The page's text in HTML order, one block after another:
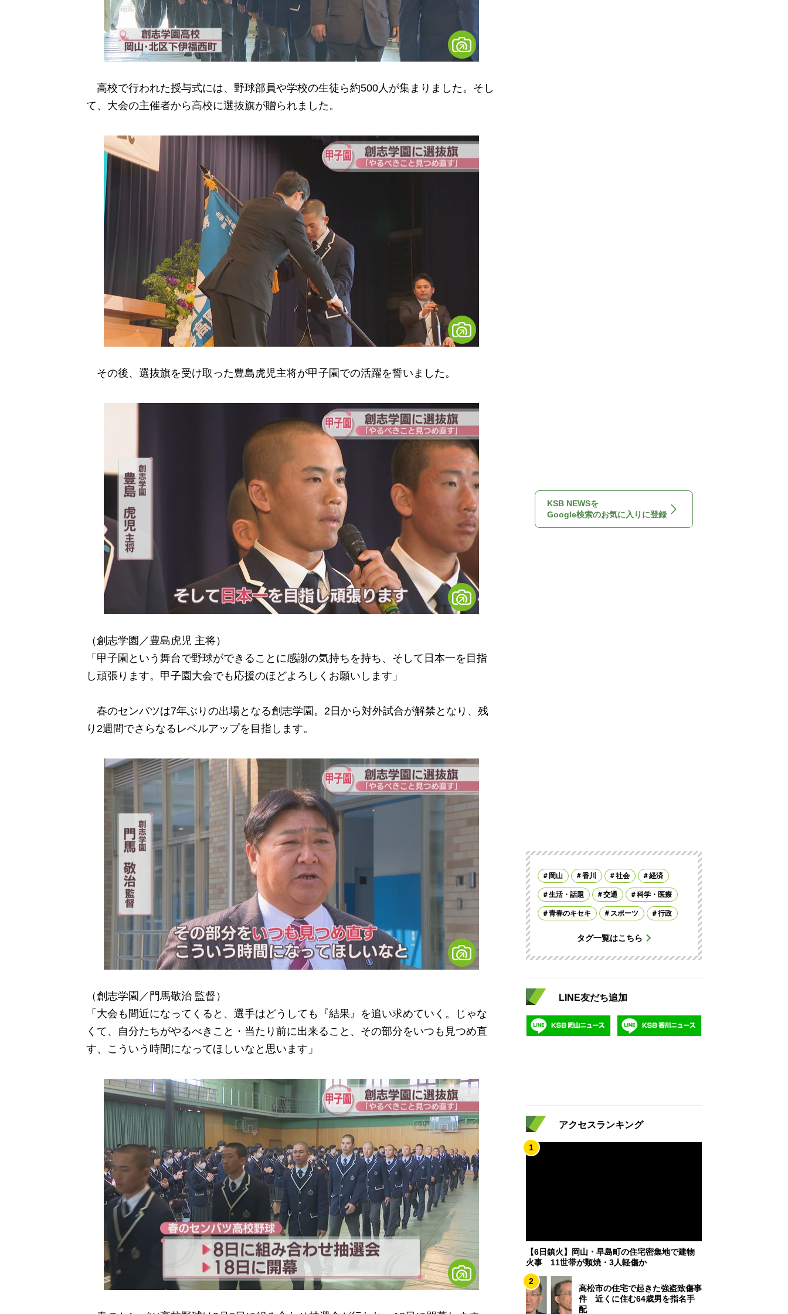
高校で行われた授与式には、野球部員や学校の生徒ら約500人が集まりました。そし
て、大会の主催者から高校に選抜旗が贈られました。
その後、選抜旗を受け取った豊島虎児主将が甲子園での活躍を誓いました。
（創志学園／豊島虎児 主将）
「甲子園という舞台で野球ができることに感謝の気持ちを持ち、そして日本一を目指
し頑張ります。甲子園大会でも応援のほどよろしくお願いします」
春のセンバツは7年ぶりの出場となる創志学園。2日から対外試合が解禁となり、残
り2週間でさらなるレベルアップを目指します。
（創志学園／門馬敬治 監督）
「大会も間近になってくると、選手はどうしても『結果』を追い求めていく。じゃな
くて、自分たちがやるべきこと・当たり前に出来ること、その部分をいつも見つめ直
す、こういう時間になってほしいなと思います」
KSB NEWSを
Google検索のお気に入りに登録
岡山 香川 社会 経済
生活・話題 交通 科学・医療
青春のキセキ スポーツ 行政
タグ一覧はこちら
LINE友だち追加
アクセスランキング
1
【6日鎮火】岡山・早島町の住宅密集地で建物
火事 11世帯が類焼・3人軽傷か
2
高松市の住宅で起きた強盗致傷事
件 近くに住む64歳男を指名手
配